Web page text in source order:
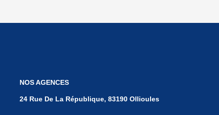
NOS AGENCES
24 Rue De La République, 83190 Ollioules